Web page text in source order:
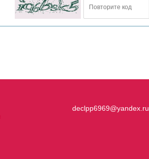
declpp6969@yandex.ru